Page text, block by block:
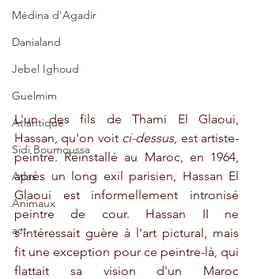
Médina d'Agadir
Danialand
Jebel Ighoud
Guelmim
Atlantique
Sidi Boumoussa
Atlas
Animaux
act
L'un des fils de Thami El Glaoui,
Hassan, qu'on voit ci-dessus, est artiste-
peintre. Réinstallé au Maroc, en 1964,
après un long exil parisien, Hassan El
Glaoui est informellement intronisé
peintre de cour. Hassan II ne
s'intéressait guère à l'art pictural, mais
fit une exception pour ce peintre-là, qui
flattait sa vision d'un Maroc